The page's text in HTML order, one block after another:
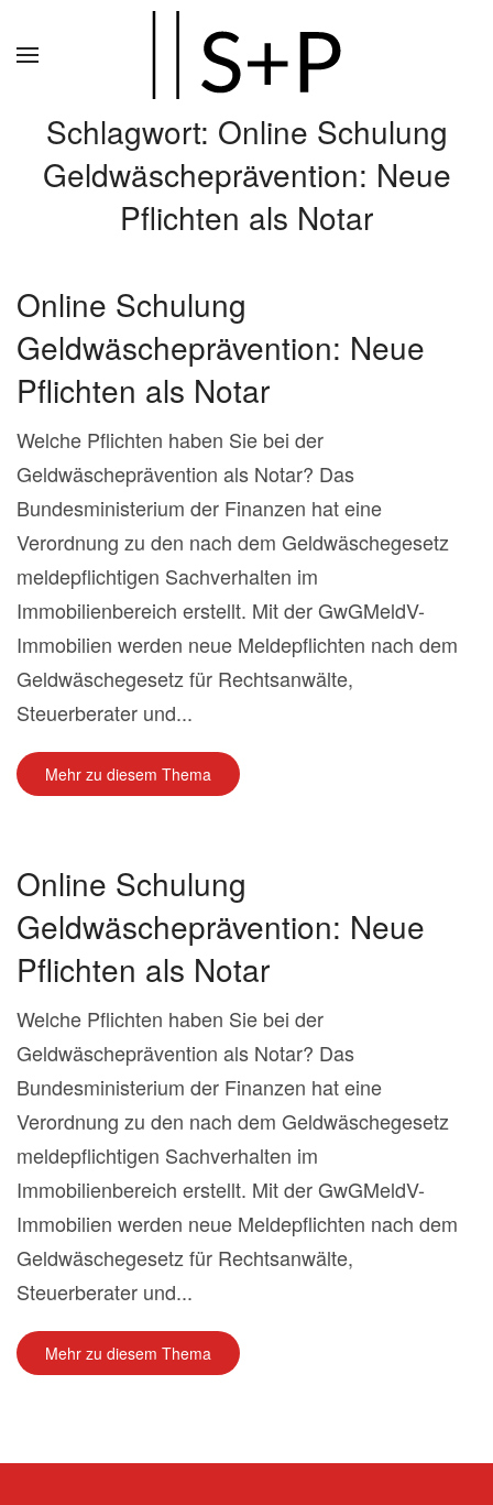
Schlagwort: Online Schulung
Geldwäscheprävention: Neue
Pflichten als Notar
Online Schulung
Geldwäscheprävention: Neue
Pflichten als Notar
Welche Pflichten haben Sie bei der
Geldwäscheprävention als Notar? Das
Bundesministerium der Finanzen hat eine
Verordnung zu den nach dem Geldwäschegesetz
meldepflichtigen Sachverhalten im
Immobilienbereich erstellt. Mit der GwGMeldV-
Immobilien werden neue Meldepflichten nach dem
Geldwäschegesetz für Rechtsanwälte,
Steuerberater und...
Mehr zu diesem Thema
Online Schulung
Geldwäscheprävention: Neue
Pflichten als Notar
Welche Pflichten haben Sie bei der
Geldwäscheprävention als Notar? Das
Bundesministerium der Finanzen hat eine
Verordnung zu den nach dem Geldwäschegesetz
meldepflichtigen Sachverhalten im
Immobilienbereich erstellt. Mit der GwGMeldV-
Immobilien werden neue Meldepflichten nach dem
Geldwäschegesetz für Rechtsanwälte,
Steuerberater und...
Mehr zu diesem Thema